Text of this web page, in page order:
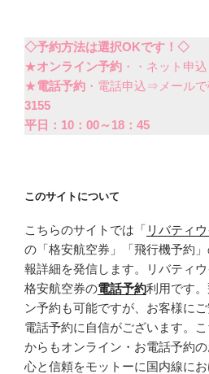
◇予約方法は選択OKです！◇
★オンライン予約 ・・ネット申
★電話予約 ・電話申込⇒メール
3155
平日：10：00～18：45
このサイトについて
こちらのサイトでは「 リバティ
の「格安航空券」「飛行機予約
報詳細を発信します。リバティ
格安航空券の電話予約利用です
ン予約も可能ですが、お客様に
電話予約に自信がございます。
からもオンライン・お電話予約
心と信頼をモットーに国内線にお